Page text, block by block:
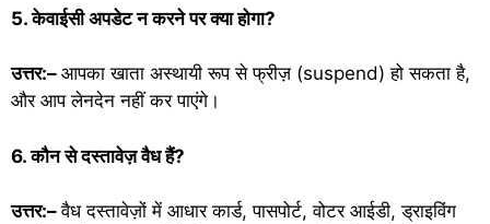
5. केवाईसी अपडेट न करने पर क्या होगा?
उत्तर:– आपका खाता अस्थायी रूप से फ्रीज़ (suspend) हो सकता है,
और आप लेनदेन नहीं कर पाएंगे।
6. कौन से दस्तावेज़ वैध हैं?
उत्तर:–वैध दस्तावेज़ों में आधार कार्ड, पासपोर्ट, वोटर आईडी, ड्राइविंग